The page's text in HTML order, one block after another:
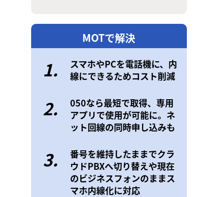
MOTで解決
1.
スマホやPCを電話機に、内
線にできるためコスト削減
2.
050なら最短で取得、専用
アプリで使用が可能に。ネ
ット回線の同時申し込みも
3.
番号を維持したままでクラ
ウドPBXへ切り替えや現在
のビジネスフォンのままス
マホ内線化に対応